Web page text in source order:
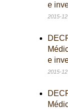
e
2015-
e
2015-